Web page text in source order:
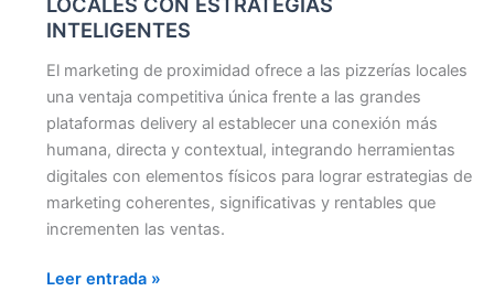
INTELIGENTES
El marketing de proximidad ofrece a las pizzerías locales
una ventaja competitiva única frente a las grandes
plataformas delivery al establecer una conexión más
humana, directa y contextual, integrando herramientas
digitales con elementos físicos para lograr estrategias de
marketing coherentes, significativas y rentables que
incrementen las ventas.
Leer entrada »